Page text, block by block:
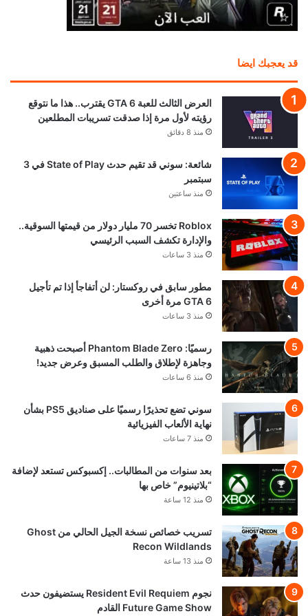
قد يعجبك ايضا
العرض الثالث للعبة GTA 6 يقترب.. هذا ما نتوقع
رؤيته لأول مرة إذا صدقت تسريبات المطلعين
منذ 8 دقائق
شائعة: سوني قد تقيم حدث State of Play في 3
سبتمبر
منذ ساعتين
Roblox تخسر 70 مليار دولار من قيمتها السوقية..
والإدارة تكشف السبب الرئيسي
منذ 3 ساعات
مطور سابق في روكستار: لن أتفاجأ إذا تم تأجيل
GTA 6 مرة أخرى
منذ 3 ساعات
رسميًا: Phantom Blade Zero أصبحت ذهبية
وجاهزة لإطلاق والطلب المسبق وعرض جديد!
منذ 6 ساعات
سوني تضع تحذيرًا رسميًا على صناديق PS5 بشأن
نهاية الألعاب الفيزيائية
منذ 7 ساعات
بعد سنوات من المطالبات.. إكسبوكس تستعد لإضافة
“بلاتينيوم” خاص بها
منذ 12 ساعة
تسريب خصائص نسخة الجيل الحالي من Ghost
Recon Wildlands
منذ 13 ساعة
نجوم Resident Evil Requiem يستضيفون حدث
Future Game Show القادم